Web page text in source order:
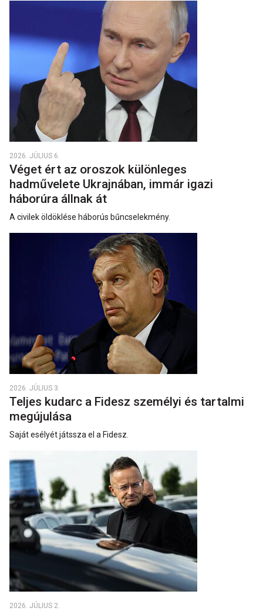
2026. JÚLIUS 6.
Véget ért az oroszok különleges
hadművelete Ukrajnában, immár igazi
háborúra állnak át
A civilek öldöklése háborús bűncselekmény.
2026. JÚLIUS 3.
Teljes kudarc a Fidesz személyi és tartalmi
megújulása
Saját esélyét játssza el a Fidesz.
2026. JÚLIUS 2.